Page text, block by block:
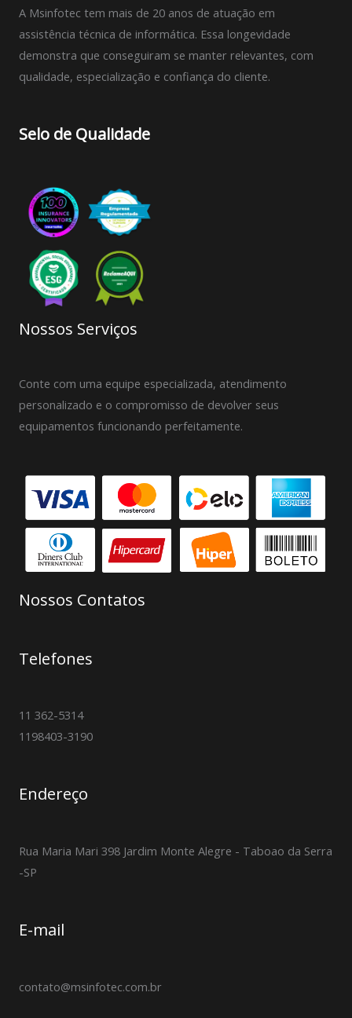
A Msinfotec tem mais de 20 anos de atuação em
assistência técnica de informática. Essa longevidade
demonstra que conseguiram se manter relevantes, com
qualidade, especialização e confiança do cliente.
Selo de Qualidade
Nossos Serviços
Conte com uma equipe especializada, atendimento
personalizado e o compromisso de devolver seus
equipamentos funcionando perfeitamente.
Nossos Contatos
Telefones
11 362-5314
1198403-3190
Endereço
Rua Maria Mari 398 Jardim Monte Alegre - Taboao da Serra
-SP
E-mail
contato@msinfotec.com.br